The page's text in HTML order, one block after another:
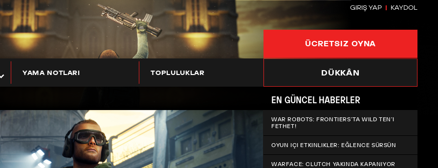
GIRIŞ YAP KAYDOL
ÜCRETSIZ OYNA
YAMA NOTLARI TOPLULUKLAR DÜKKÂN
EN GÜNCEL HABERLER
WAR ROBOTS: FRONTIERS’TA WILD TEN’I
FETHET!
OYUN IÇI ETKINLIKLER: EĞLENCE SÜRSÜN
WARFACE: CLUTCH YAKINDA KAPANIYOR